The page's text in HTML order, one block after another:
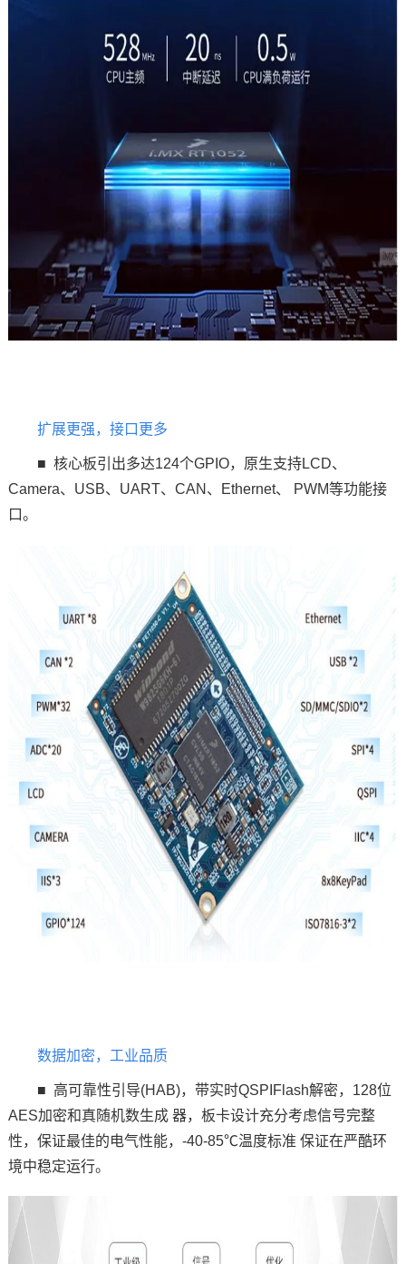
扩展更强，接口更多
■ 核心板引出多达124个GPIO，原生支持LCD、
Camera、USB、UART、CAN、Ethernet、 PWM等功能接
口。
数据加密，工业品质
■ 高可靠性引导(HAB)，带实时QSPI Flash解密，128位
AES加密和真随机数生成 器，板卡设计充分考虑信号完整
性，保证最佳的电气性能，-40-85℃温度标准 保证在严酷环
境中稳定运行。